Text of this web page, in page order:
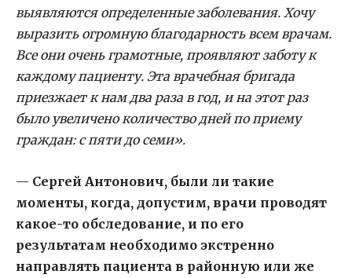
выявляются определенные заболевания. Хочу
выразить огромную благодарность всем врачам.
Все они очень грамотные, проявляют заботу к
каждому пациенту. Эта врачебная бригада
приезжает к нам два раза в год, и на этот раз
было увеличено количество дней по приему
граждан: с пяти до семи».
— Сергей Антонович, были ли такие
моменты, когда, допустим, врачи проводят
какое-то обследование, и по его
результатам необходимо экстренно
направлять пациента в районную или же